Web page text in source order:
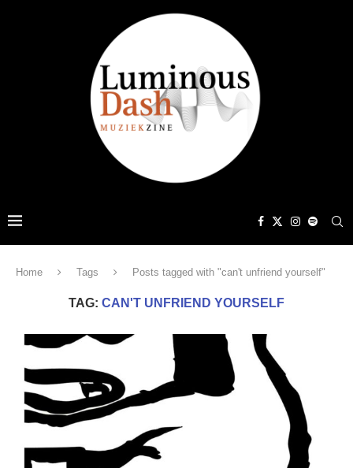
Home Tags Posts tagged with "can't unfriend yourself"
TAG: CAN'T UNFRIEND YOURSELF